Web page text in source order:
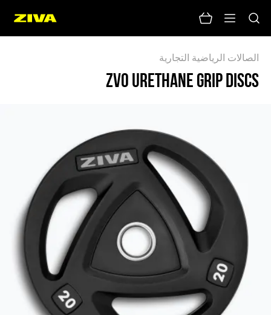
يرجى محاولة استخدام كلمات رئيسية أخرى
الصالات الرياضية التجارية
ZVO URETHANE GRIP DISCS